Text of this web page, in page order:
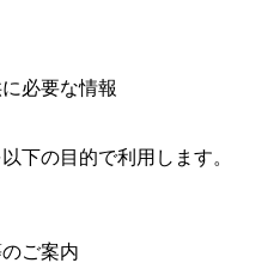
必要な情報
下の目的で利用します。
ご案内